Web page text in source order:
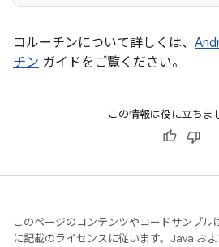
コルーチンについて詳しくは、
チン ガイドをご覧ください。
この情報は役に立ちま
このページのコンテンツやコードサンプル
に記載のライセンスに従います。Java お